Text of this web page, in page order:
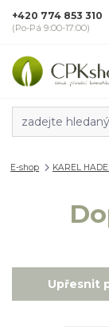
+420 774 853 310
(Po-Pá 9:00-17:00)
E-shop KAREL
Upřesnit